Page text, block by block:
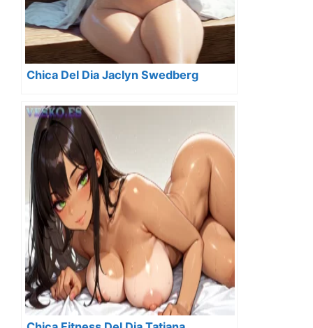
Chica Del Dia Jaclyn Swedberg